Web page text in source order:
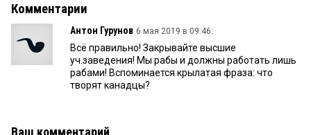
Комментарии
Антон Гурунов 6 мая 2019 в 09:46:
Всё правильно! Закрывайте высшие
уч.заведения! Мы рабы и должны работать лишь
рабами! Вспоминается крылатая фраза: что
творят канадцы?
Ваш комментарий